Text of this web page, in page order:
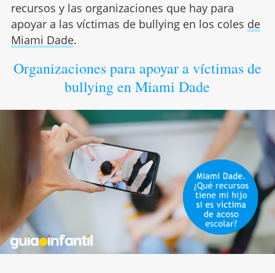
recursos y las organizaciones que hay para
apoyar a las víctimas de bullying en los coles de
Miami Dade.
Organizaciones para apoyar a víctimas de
bullying en Miami Dade